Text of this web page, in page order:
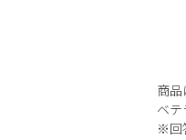
商
ベテ
※回